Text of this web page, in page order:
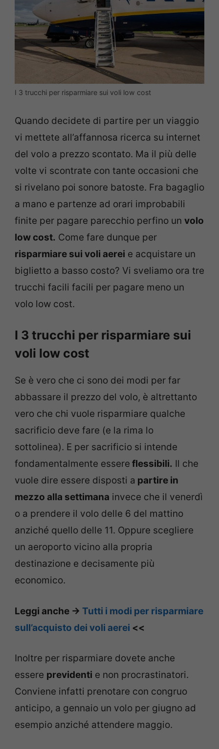
I 3 trucchi per risparmiare sui voli low cost
Quando decidete di partire per un viaggio
vi mettete all’affannosa ricerca su internet
del volo a prezzo scontato. Ma il più delle
volte vi scontrate con tante occasioni che
si rivelano poi sonore batoste. Fra bagaglio
a mano e partenze ad orari improbabili
finite per pagare parecchio perfino un volo
low cost. Come fare dunque per
risparmiare sui voli aerei e acquistare un
biglietto a basso costo? Vi sveliamo ora tre
trucchi facili facili per pagare meno un
volo low cost.
I 3 trucchi per risparmiare sui
voli low cost
Se è vero che ci sono dei modi per far
abbassare il prezzo del volo, è altrettanto
vero che chi vuole risparmiare qualche
sacrificio deve fare (e la rima lo
sottolinea). E per sacrificio si intende
fondamentalmente essere flessibili. Il che
vuole dire essere disposti a partire in
mezzo alla settimana invece che il venerdì
o a prendere il volo delle 6 del mattino
anziché quello delle 11. Oppure scegliere
un aeroporto vicino alla propria
destinazione e decisamente più
economico.
Leggi anche -> Tutti i modi per risparmiare
sull’acquisto dei voli aerei <<
Inoltre per risparmiare dovete anche
essere previdenti e non procrastinatori.
Conviene infatti prenotare con congruo
anticipo, a gennaio un volo per giugno ad
esempio anziché attendere maggio.